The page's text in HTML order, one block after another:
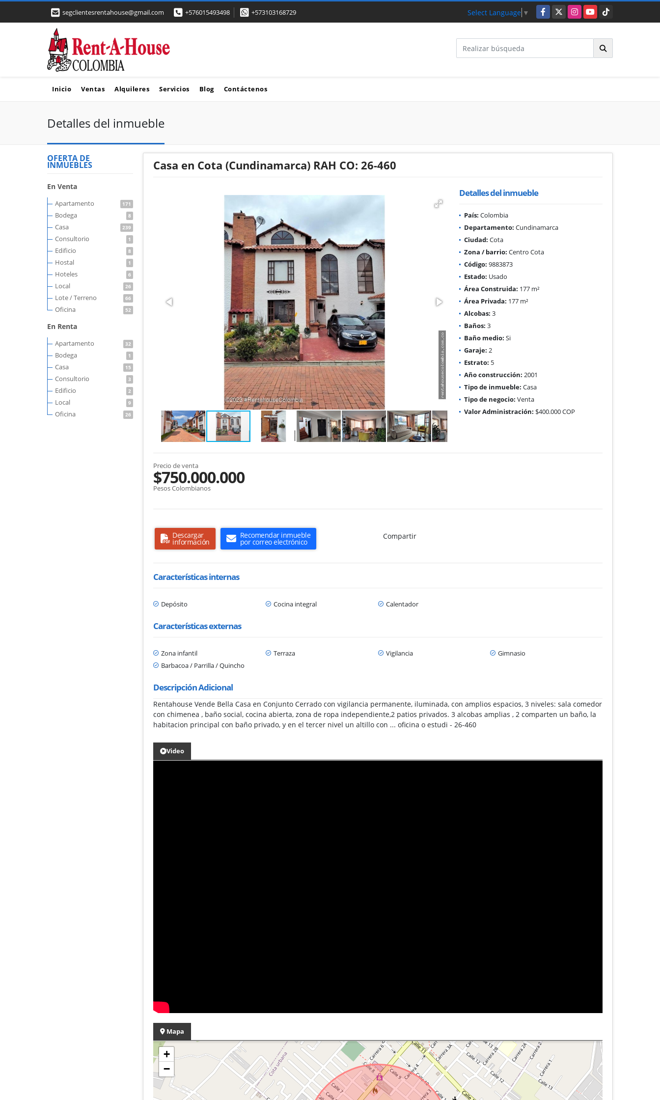
segclientesrentahouse@gmail.com +576015493498 +573103168729 Select Language ▼ Facebook
X InstagramYouTubeTikTok
Inicio Ventas Alquileres Servicios Blog Contáctenos
Detalles del inmueble
OFERTA DE
INMUEBLES
En Venta
Apartamento 171
Bodega 8
Casa 239
Consultorio 1
Edificio 8
Hostal 1
Hoteles 6
Local 26
Lote / Terreno 66
Oficina 52
En Renta
Apartamento 32
Bodega 1
Casa 15
Consultorio 3
Edificio 2
Local 9
Oficina 26
Casa en Cota (Cundinamarca) RAH CO: 26-460
Detalles del inmueble
País: Colombia
Departamento: Cundinamarca
Ciudad: Cota
Zona / barrio: Centro Cota
Código: 9883873
Estado: Usado
Área Construida: 177 m²
Área Privada: 177 m²
Alcobas: 3
Baños: 3
Baño medio: Si
Garaje: 2
Estrato: 5
Año construcción: 2001
Tipo de inmueble: Casa
Tipo de negocio: Venta
Valor Administración: $400.000 COP
Precio de venta
$750.000.000
Pesos Colombianos
Descargar
información
Recomendar inmueble
por correo electrónico
Compartir
Características internas
Depósito Cocina integral Calentador
Características externas
Zona infantil Terraza Vigilancia
Gimnasio
Barbacoa / Parrilla / Quincho
Descripción Adicional
Rentahouse Vende Bella Casa en Conjunto Cerrado con vigilancia permanente, iluminada, con amplios espacios, 3 niveles: sala comedor
con chimenea , baño social, cocina abierta, zona de ropa independiente,2 patios privados. 3 alcobas amplias , 2 comparten un baño, la
habitacion principal con baño privado, y en el tercer nivel un altillo con ... oficina o estudi - 26-460
Video
Mapa
+
−